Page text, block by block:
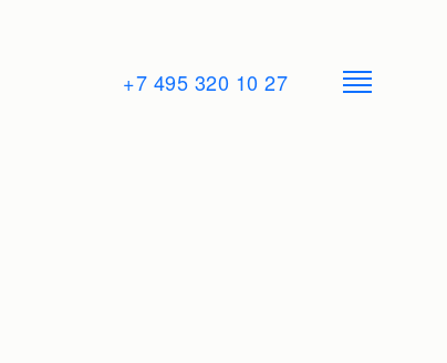
+7 495 320 10 27